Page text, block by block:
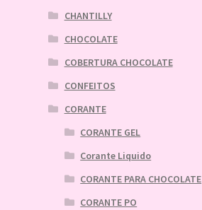
CHANTILLY
CHOCOLATE
COBERTURA CHOCOLATE
CONFEITOS
CORANTE
CORANTE GEL
Corante Liquido
CORANTE PARA CHOCOLATE
CORANTE PO